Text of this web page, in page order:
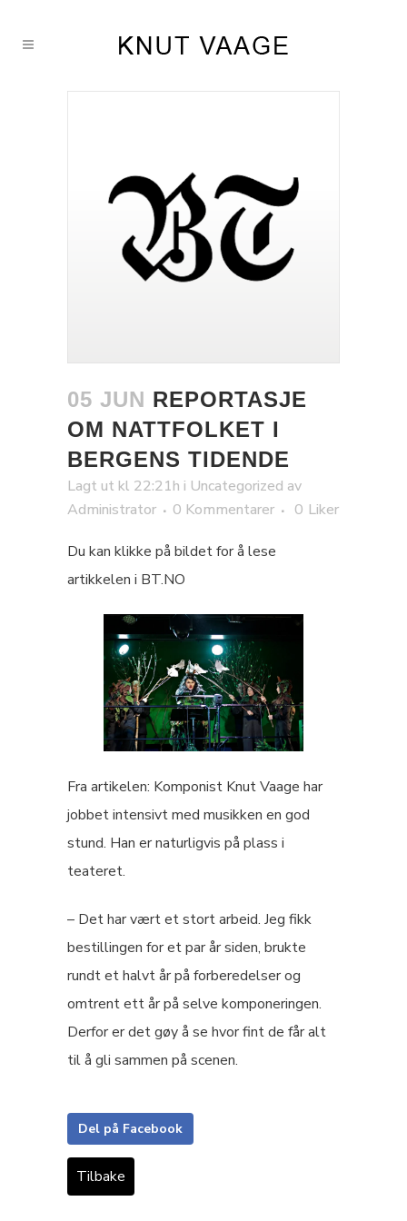
05 JUN REPORTASJE
OM NATTFOLKET I
BERGENS TIDENDE
Lagt ut kl 22:21h i Uncategorized av
Administrator
0 Kommentarer 0 Liker
Du kan klikke på bildet for å lese
artikkelen i BT.NO
Fra artikelen: Komponist Knut Vaage har
jobbet intensivt med musikken en god
stund. Han er naturligvis på plass i
teateret.
– Det har vært et stort arbeid. Jeg fikk
bestillingen for et par år siden, brukte
rundt et halvt år på forberedelser og
omtrent ett år på selve komponeringen.
Derfor er det gøy å se hvor fint de får alt
til å gli sammen på scenen.
Del på Facebook
Tilbake